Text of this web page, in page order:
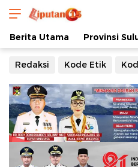
Berita Utama Provinsi
Redaksi Kode Etik